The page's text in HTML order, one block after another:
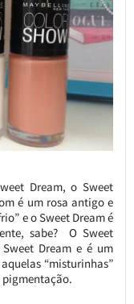
Dream, o Sweet
é um rosa antigo e
e o Sweet Dream é
sabe? O Sweet
Dream e é um
“misturinhas”
pigmentação.